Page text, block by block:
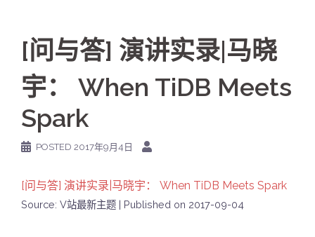
[问与答] 演讲实录|马晓
宇： When TiDB Meets
Spark
POSTED 2017年9月4日
[问与答] 演讲实录|马晓宇： When TiDB Meets Spark
Source: V站最新主题 Published on 2017-09-04